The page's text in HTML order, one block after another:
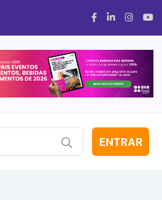
ENTRAR